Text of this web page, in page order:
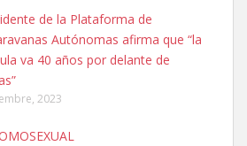
JOSE MESA Y LOPEZ
CON MICROCHIP PERDIDO HOY
Y LOPEZ. ES MUY ASUSTADIZO
6.7.2025
de la Plataforma de
Autónomas afirma que “la
va 40 años por delante de
2023